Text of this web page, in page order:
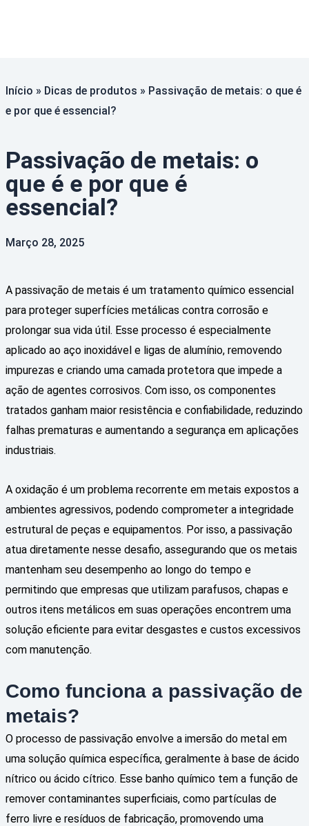
Início » Dicas de produtos » Passivação de metais: o que é
e por que é essencial?
Passivação de metais: o
que é e por que é
essencial?
Março 28, 2025
A passivação de metais é um tratamento químico essencial
para proteger superfícies metálicas contra corrosão e
prolongar sua vida útil. Esse processo é especialmente
aplicado ao aço inoxidável e ligas de alumínio, removendo
impurezas e criando uma camada protetora que impede a
ação de agentes corrosivos. Com isso, os componentes
tratados ganham maior resistência e confiabilidade, reduzindo
falhas prematuras e aumentando a segurança em aplicações
industriais.
A oxidação é um problema recorrente em metais expostos a
ambientes agressivos, podendo comprometer a integridade
estrutural de peças e equipamentos. Por isso, a passivação
atua diretamente nesse desafio, assegurando que os metais
mantenham seu desempenho ao longo do tempo e
permitindo que empresas que utilizam parafusos, chapas e
outros itens metálicos em suas operações encontrem uma
solução eficiente para evitar desgastes e custos excessivos
com manutenção.
Como funciona a passivação de
metais?
O processo de passivação envolve a imersão do metal em
uma solução química específica, geralmente à base de ácido
nítrico ou ácido cítrico. Esse banho químico tem a função de
remover contaminantes superficiais, como partículas de
ferro livre e resíduos de fabricação, promovendo uma